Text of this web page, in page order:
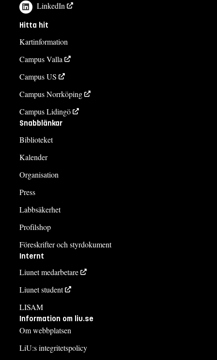
LinkedIn
Hitta hit
Kartinformation
Campus Valla
Campus US
Campus Norrköping
Campus Lidingö
Snabblänkar
Biblioteket
Kalender
Organisation
Press
Labbsäkerhet
Profilshop
Föreskrifter och styrdokument
Internt
Liunet medarbetare
Liunet student
LISAM
Information om liu.se
Om webbplatsen
LiU:s integritetspolicy